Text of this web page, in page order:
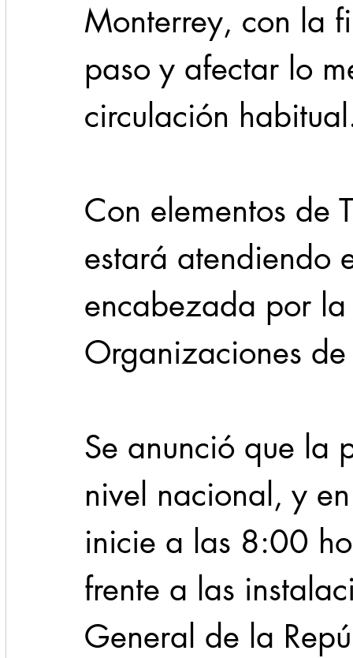
Monterrey, con la
paso y afectar lo
circulación
Con elementos de
estará atendiendo
encabezada por
Organizaciones
Se anunció que la
nivel nacional, y
inicie a las 8:00
frente a las
General de la